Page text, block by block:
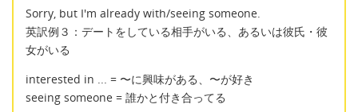
Sorry, but I'm already with/seeing someone.
英訳例３：デートをしている相手がいる、あるいは彼氏・彼
女がいる
interested in ... = 〜に興味がある、〜が好き
seeing someone = 誰かと付き合ってる